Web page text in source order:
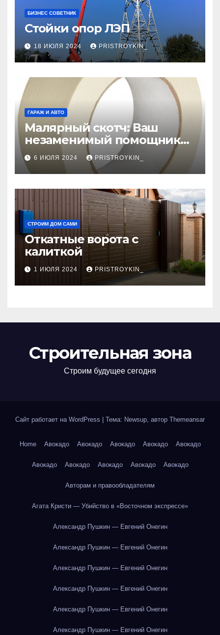
БИЗНЕС СОВЕТНИК
Стойки опор ЛЭП
18 ИЮЛЯ 2024 PRISTROYKIN_
ГАРАЖ И АВТО
Малярный скотч: Ваш
незаменимый помощник
при ремонтных работах
6 ИЮЛЯ 2024 PRISTROYKIN_
СТРОИМ ДОМ САМИ
Откатные ворота с
калиткой
1 ИЮЛЯ 2024 PRISTROYKIN_
Строительная зона
Строим будущее сегодня
Сайт работает на WordPress Тема: Newsup, автор Themeansar
Home Авокадо Авокадо Авокадо Авокадо Авокадо
Авокадо Авокадо Авокадо Авокадо Авокадо
Авторам и правообладателям
Агата Кристи — Убийство в «Восточном экспрессе»
Александр Пушкин — Евгений Онегин
Александр Пушкин — Евгений Онегин
Александр Пушкин — Евгений Онегин
Александр Пушкин — Евгений Онегин
Александр Пушкин — Евгений Онегин
Александр Пушкин — Евгений Онегин